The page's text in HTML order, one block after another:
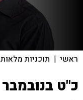
ראשי | תוכניות מלאות
כ"ט בנובמבר